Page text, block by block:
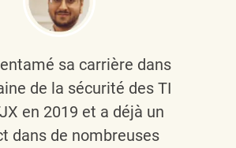
sa carrière dans
de la sécurité des TI
en 2019 et a déjà un
dans de nombreuses